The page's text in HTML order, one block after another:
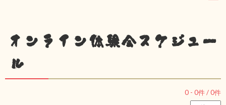
オンライン体験会スケジュー
ル
0 - 0件 /0件